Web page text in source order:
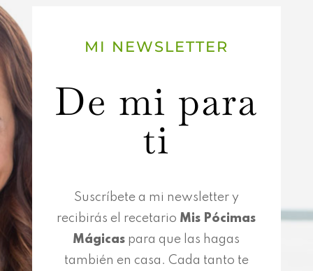
MI NEWSLETTER
De mi para
ti
Suscríbete a mi newsletter y
recibirás el recetario Mis Pócimas
Mágicas para que las hagas
también en casa. Cada tanto te